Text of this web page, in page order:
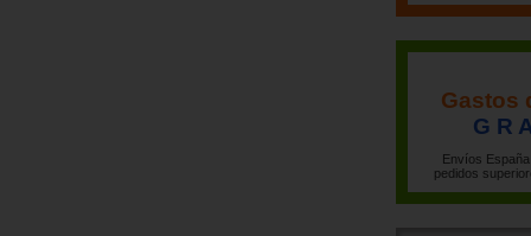
Gastos
G R
Envíos
pedidos